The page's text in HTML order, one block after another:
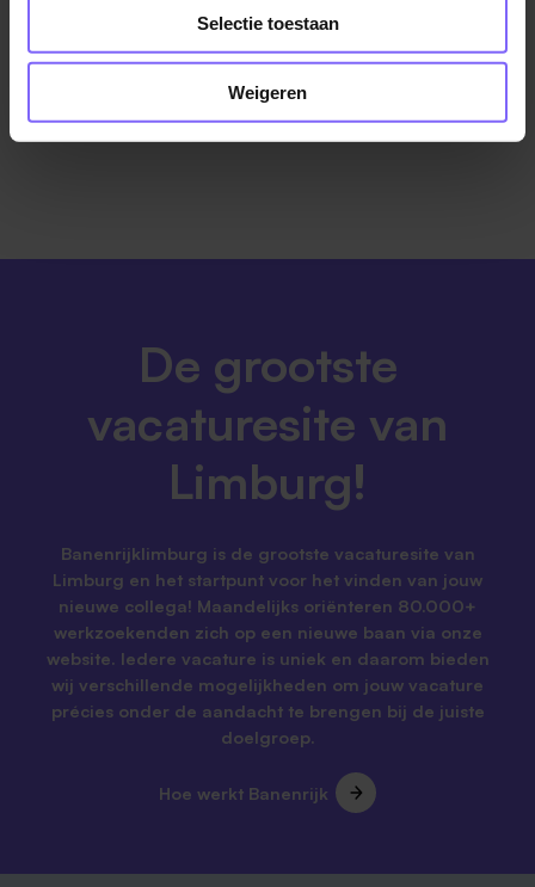
Selectie toestaan
Weigeren
De grootste
vacaturesite van
Limburg!
Banenrijklimburg is de grootste vacaturesite van
Limburg en het startpunt voor het vinden van jouw
nieuwe collega! Maandelijks oriënteren 80.000+
werkzoekenden zich op een nieuwe baan via onze
website. Iedere vacature is uniek en daarom bieden
wij verschillende mogelijkheden om jouw vacature
précies onder de aandacht te brengen bij de juiste
doelgroep.
Hoe werkt Banenrijk